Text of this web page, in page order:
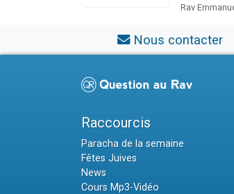
Rav
Nous contacter
Raccourcis
Paracha de la semaine
Fêtes Juives
News
Cours Mp3-Vidéo